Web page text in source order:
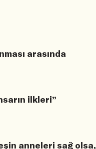
arasında
ilkleri”
anneleri sağ olsa,